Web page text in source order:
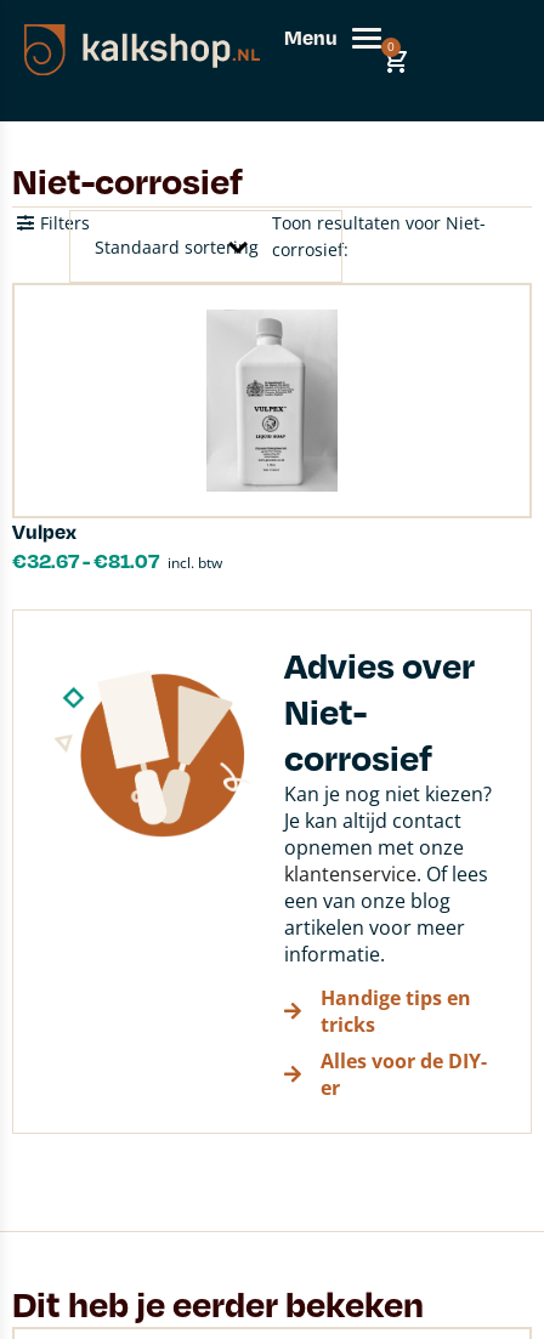
Menu 0
Niet-corrosief
Toon resultaten voor Niet-
corrosief:
Filters
Vulpex
€32.67-€81.07 incl. btw
Advies over
Niet-
corrosief
Kan je nog niet kiezen?
Je kan altijd contact
opnemen met onze
klantenservice. Of lees
een van onze blog
artikelen voor meer
informatie.
Handige tips en
tricks
Alles voor de DIY-
er
Dit heb je eerder bekeken